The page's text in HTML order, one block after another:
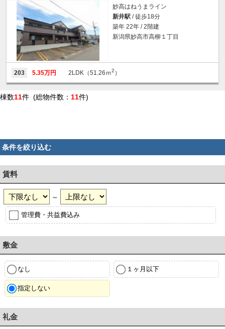
妙高はねうまライン
新井駅 / 徒歩18分
築年 22年 / 2階建
新潟県妙高市高柳１丁目
203 5.35万円 2LDK（51.26ｍ2 ）
棟数11件 (総物件数： 11件)
条件を絞り込む
賃料
～
管理費・共益費込み
敷金
なし １ヶ月以下
指定しない
礼金